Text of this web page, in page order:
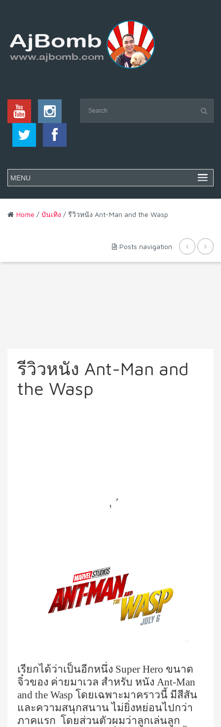
Home / บันเทิง / รีวิวหนัง Ant-Man and the Wasp
Posts navigation
รีวิวหนัง Ant-Man and
the Wasp
เรียกได้ว่าเป็นอีกหนึ่ง Super Hero ขนาด
จิ๋วของ ค่ายมาเวล สำหรับ หนัง Ant-Man
and the Wasp โดยเฉพาะมาคราวนี้ มีสีสัน
และความสนุกสนาน ไม่ยิ่งหย่อนไปกว่า
ภาคแรก โดยส่วนตัวผมว่าลูกเล่นลูก